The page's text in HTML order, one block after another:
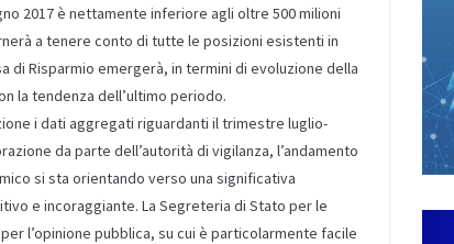
2017 è nettamente inferiore agli oltre 500 milioni
a tenere conto di tutte le posizioni esistenti in
di Risparmio emergerà, in termini di evoluzione della
la tendenza dell’ultimo periodo.
i dati aggregati riguardanti il trimestre luglio-
da parte dell’autorità di vigilanza, l’andamento
si sta orientando verso una significativa
e incoraggiante. La Segreteria di Stato per le
l’opinione pubblica, su cui è particolarmente facile